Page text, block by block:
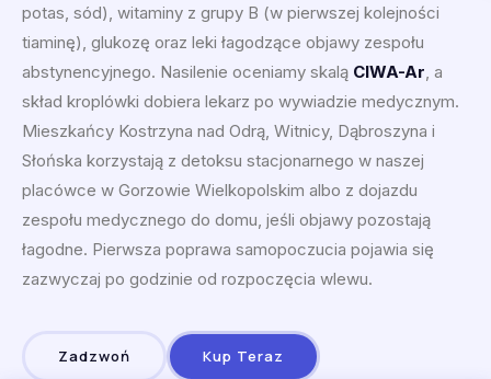
potas, sód), witaminy z grupy B (w pierwszej kolejności
tiaminę), glukozę oraz leki łagodzące objawy zespołu
abstynencyjnego. Nasilenie oceniamy skalą CIWA-Ar , a
skład kroplówki dobiera lekarz po wywiadzie medycznym.
Mieszkańcy Kostrzyna nad Odrą, Witnicy, Dąbroszyna i
Słońska korzystają z detoksu stacjonarnego w naszej
placówce w Gorzowie Wielkopolskim albo z dojazdu
zespołu medycznego do domu, jeśli objawy pozostają
łagodne. Pierwsza poprawa samopoczucia pojawia się
zazwyczaj po godzinie od rozpoczęcia wlewu.
Zadzwoń Kup Teraz